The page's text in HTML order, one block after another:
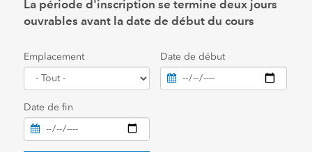
La période d'inscription se termine deux jours
ouvrables avant la date de début du cours
Emplacement Date de début
Date de fin